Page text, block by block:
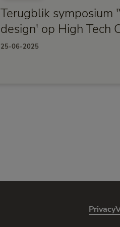
Terugblik symposium
design' op High Tech
Eindhoven
25-06-2025
Privacy